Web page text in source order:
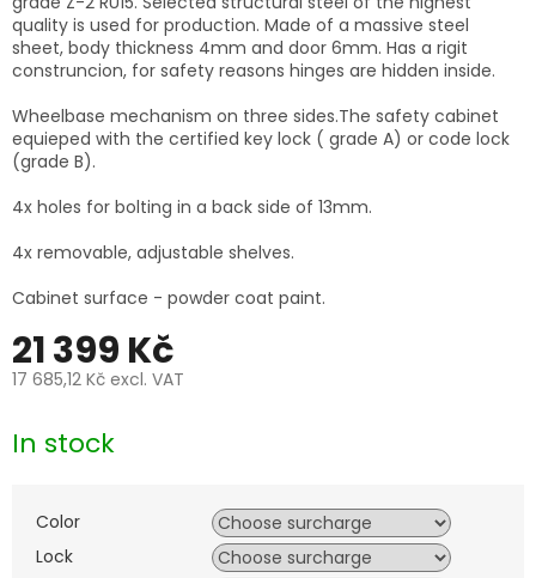
21 399 Kč
17 685,12 Kč excl. VAT
price:
In stock
Color
Lock
quality is used for production. Made of a massive steel
sheet, body thickness 4mm and door 6mm. Has a rigit
construncion, for safety reasons hinges are hidden inside.
Wheelbase mechanism on three sides.The safety cabinet
equieped with the certified key lock ( grade A) or code lock
(grade B).
4x holes for bolting in a back side of 13mm.
4x removable, adjustable shelves.
Cabinet surface - powder coat paint.